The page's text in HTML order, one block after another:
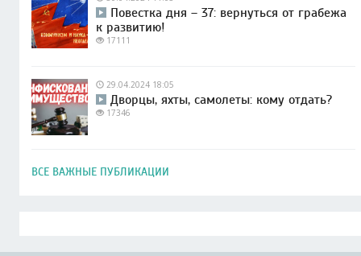
Повестка дня – 37: вернуться от грабежа
к развитию!
17111
29.04.2024 18:05
Дворцы, яхты, самолеты: кому отдать?
17346
ВСЕ ВАЖНЫЕ ПУБЛИКАЦИИ